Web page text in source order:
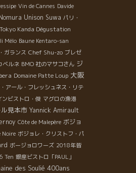
Vin de Cannes Davide
Unison Suwa パリ・
Tokyo Kanda Dégustation
Mélo Baune Kentaro-san
ガランス Chef Shu-zo ブレゼ
ベルネ BMO 社のマサコさん ジ
Domaine Patte Loup 大阪
アール・フレッシュネス・リテ
ンビストロ・俊 マグロの漁港
ル見本市 Yannick Amirault
Côte de Malepère ボジョ
Noire ボジョレ・クリストフ・パ
ボージョロワーズ 2018年皆
Ten 銀座ビストロ「PAUL」
des Soulié 400ans